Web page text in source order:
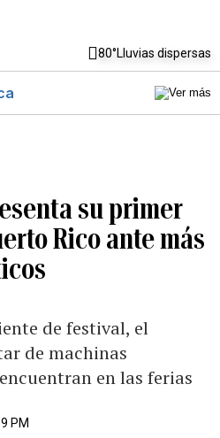
80°Lluvias dispersas
su primer
Rico ante más
de festival, el
de machinas
en las ferias
PM